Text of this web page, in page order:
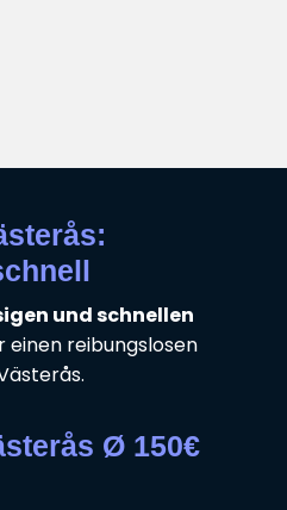
und schnellen
einen reibungslosen
Ø 150€